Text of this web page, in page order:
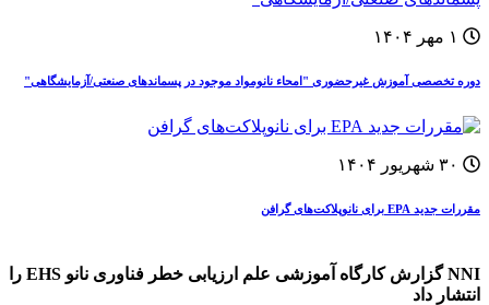
دوره‌ تخصصی آموزش غيرحضوری "امحاء نانومواد موجود در پسماندهای صنعتی/آزمایشگاهی"
مقررات جدید EPA برای نانوپلاکت‌های گرافن
NNI گزارش کارگاه آموزشی علم ارزیابی خطر فناوری نانو EHS را
انتشار داد